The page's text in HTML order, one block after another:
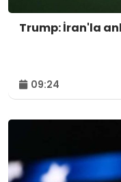
Trump: İran'la
09:24